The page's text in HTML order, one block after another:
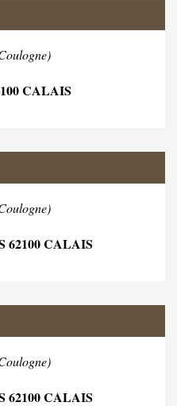
CALAIS
62100 CALAIS
62100 CALAIS